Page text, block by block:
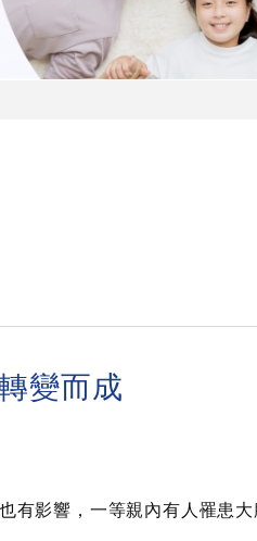
變而成
影響，一等親內有人罹患